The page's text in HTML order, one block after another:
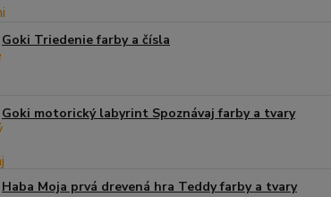
Goki Triedenie farby a čísla
Goki motorický labyrint Spoznávaj farby a tvary
Haba Moja prvá drevená hra Teddy farby a tvary